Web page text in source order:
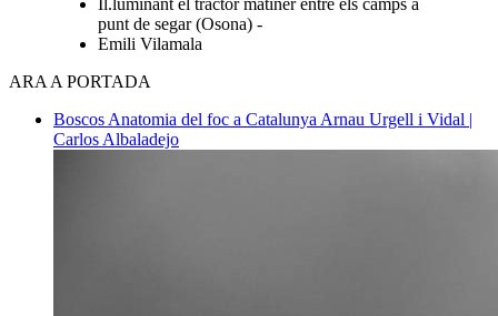
punt de segar (Osona) -
Emili Vilamala
ARA A PORTADA
Boscos Anatomia del foc a Catalunya Arnau Urgell i Vidal |
Carlos Albaladejo